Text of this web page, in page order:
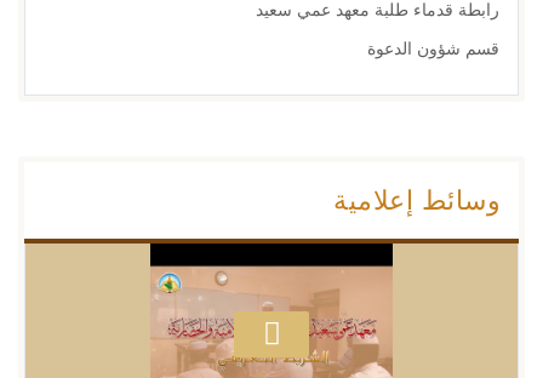
رابطة قدماء طلبة معهد عمي سعيد
قسم شؤون الدعوة
وسائط إعلامية